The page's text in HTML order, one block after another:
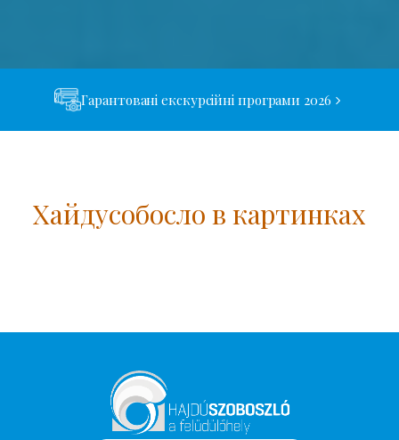
Гарантовані екскурсійні програми 2026
Хайдусобосло в картинках